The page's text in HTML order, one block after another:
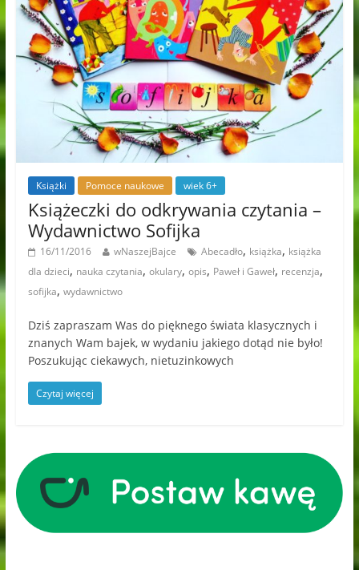
Książki Pomoce naukowe wiek 6+
Książeczki do odkrywania czytania –
Wydawnictwo Sofijka
16/11/2016 wNaszejBajce Abecadło, książka, książka
dla dzieci, nauka czytania, okulary, opis, Paweł i Gaweł, recenzja,
sofijka, wydawnictwo
Dziś zapraszam Was do pięknego świata klasycznych i
znanych Wam bajek, w wydaniu jakiego dotąd nie było!
Poszukując ciekawych, nietuzinkowych
Czytaj więcej